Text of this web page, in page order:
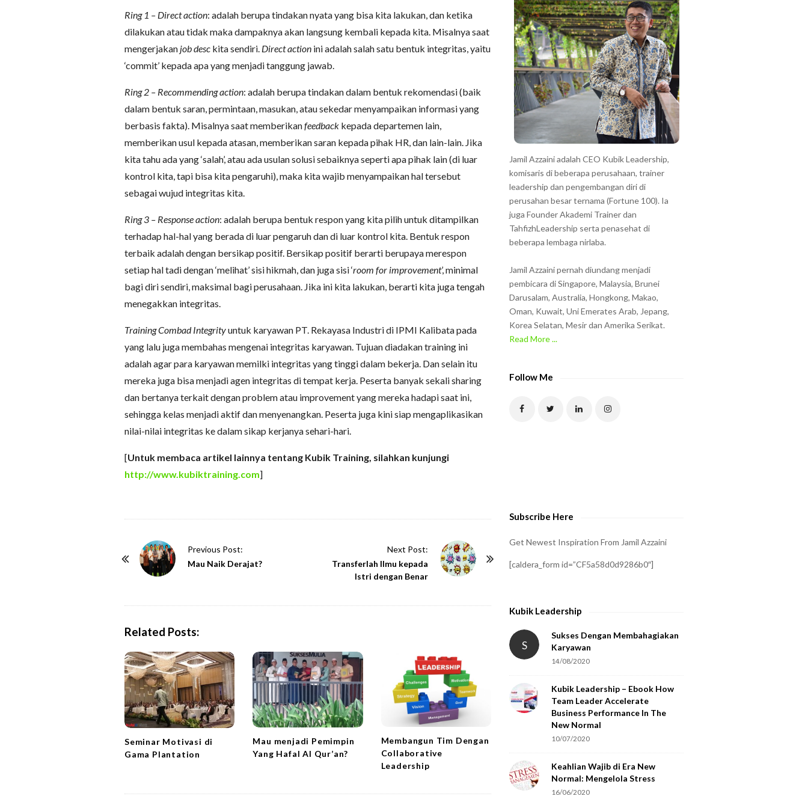
Ring 1 – Direct action: adalah berupa tindakan nyata yang bisa kita lakukan, dan ketika
dilakukan atau tidak maka dampaknya akan langsung kembali kepada kita. Misalnya saat
mengerjakan job desc kita sendiri. Direct action ini adalah salah satu bentuk integritas, yaitu
‘commit’ kepada apa yang menjadi tanggung jawab.
Ring 2 – Recommending action: adalah berupa tindakan dalam bentuk rekomendasi (baik
dalam bentuk saran, permintaan, masukan, atau sekedar menyampaikan informasi yang
berbasis fakta). Misalnya saat memberikanfeedback kepada departemen lain,
memberikan usul kepada atasan, memberikan saran kepada pihak HR, dan lain-lain. Jika
kita tahu ada yang ‘salah’, atau ada usulan solusi sebaiknya seperti apa pihak lain (di luar
kontrol kita, tapi bisa kita pengaruhi), maka kita wajib menyampaikan hal tersebut
sebagai wujud integritas kita.
Ring 3 – Response action: adalah berupa bentuk respon yang kita pilih untuk ditampilkan
terhadap hal-hal yang berada di luar pengaruh dan di luar kontrol kita. Bentuk respon
terbaik adalah dengan bersikap positif. Bersikap positif berarti berupaya merespon
setiap hal tadi dengan ‘melihat’ sisi hikmah, dan juga sisi ‘room for improvement’, minimal
bagi diri sendiri, maksimal bagi perusahaan. Jika ini kita lakukan, berarti kita juga tengah
menegakkan integritas.
Training Combad Integrityuntuk karyawan PT. Rekayasa Industri di IPMI Kalibata pada
yang lalu juga membahas mengenai integritas karyawan. Tujuan diadakan training ini
adalah agar para karyawan memilki integritas yang tinggi dalam bekerja. Dan selain itu
mereka juga bisa menjadi agen integritas di tempat kerja. Peserta banyak sekali sharing
dan bertanya terkait dengan problem atau improvement yang mereka hadapi saat ini,
sehingga kelas menjadi aktif dan menyenangkan. Peserta juga kini siap mengaplikasikan
nilai-nilai integritas ke dalam sikap kerjanya sehari-hari.
[Untuk membaca artikel lainnya tentang Kubik Training, silahkan kunjungi
http://www.kubiktraining.com]
Previous Post:
Mau Naik Derajat?
Next Post:
Transferlah Ilmu kepada
Istri dengan Benar
Related Posts:
Seminar Motivasi di
Gama Plantation
Mau menjadi Pemimpin
Yang Hafal Al Qur’an?
Membangun Tim Dengan
Collaborative
Leadership
Jamil Azzaini adalah CEO Kubik Leadership,
komisaris di beberapa perusahaan, trainer
leadership dan pengembangan diri di
perusahan besar ternama (Fortune 100). Ia
juga Founder Akademi Trainer dan
TahfizhLeadership serta penasehat di
beberapa lembaga nirlaba.
Jamil Azzaini pernah diundang menjadi
pembicara di Singapore, Malaysia, Brunei
Darusalam, Australia, Hongkong, Makao,
Oman, Kuwait, Uni Emerates Arab, Jepang,
Korea Selatan, Mesir dan Amerika Serikat.
Read More ...
Follow Me
Subscribe Here
Get Newest Inspiration From Jamil Azzaini
[caldera_form id=”CF5a58d0d9286b0″]
Kubik Leadership
S
Sukses Dengan Membahagiakan
Karyawan
14/08/2020
Kubik Leadership – Ebook How
Team Leader Accelerate
Business Performance In The
New Normal
10/07/2020
Keahlian Wajib di Era New
Normal: Mengelola Stress
16/06/2020